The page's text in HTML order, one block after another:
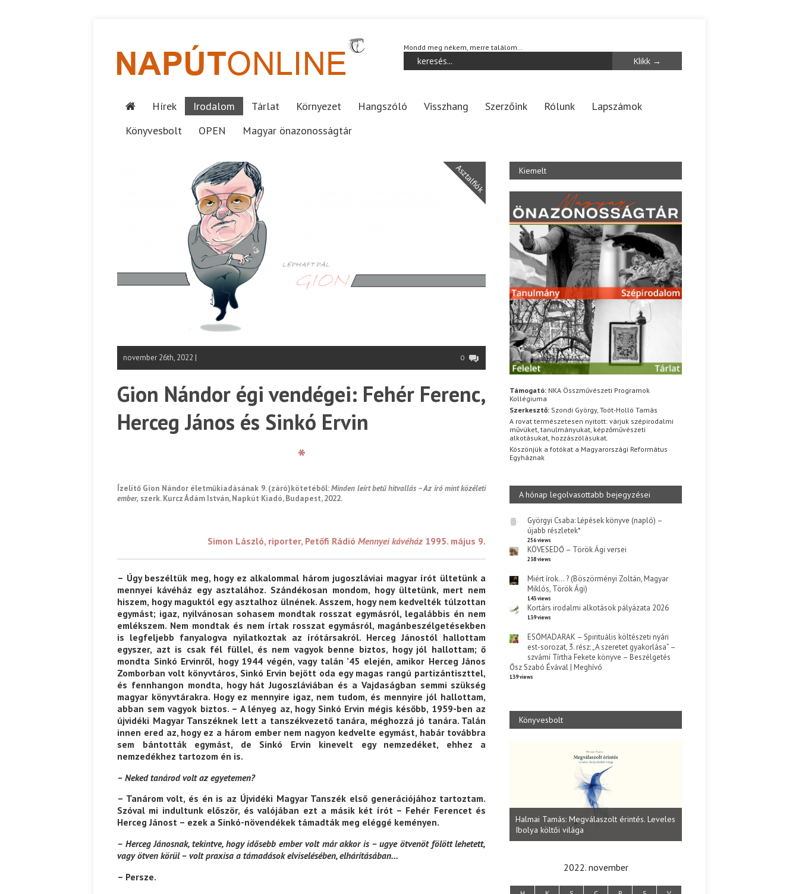
Mondd meg nékem, merre találom…
Hírek Irodalom Tárlat Környezet Hangszóló Visszhang Szerzőink Rólunk
Lapszámok
Könyvesbolt
OPEN Magyar önazonosságtár
Asztalfiók
november 26th, 2022 | 0
Gion Nándor égi vendégei: Fehér Ferenc,
Herceg János és Sinkó Ervin
*
Ízelítő Gion Nándor életműkiadásának 9. (záró)kötetéből:Minden leírt betű hitvallás – Az író mint közéleti
ember, szerk. Kurcz Ádám István, Napkút Kiadó, Budapest, 2022.
Simon László, riporter, Petőfi RádióMennyei kávéház 1995. május 9.
– Úgy beszéltük meg, hogy ez alkalommal három jugoszláviai magyar írót ültetünk a
mennyei kávéház egy asztalához. Szándékosan mondom, hogy ültetünk, mert nem
hiszem, hogy maguktól egy asztalhoz ülnének. Asszem, hogy nem kedvelték túlzottan
egymást; igaz, nyilvánosan sohasem mondtak rosszat egymásról, legalábbis én nem
emlékszem. Nem mondtak és nem írtak rosszat egymásról, magánbeszélgetésekben
is legfeljebb fanyalogva nyilatkoztak az írótársakról. Herceg Jánostól hallottam
egyszer, azt is csak fél füllel, és nem vagyok benne biztos, hogy jól hallottam; ő
mondta Sinkó Ervinről, hogy 1944 végén, vagy talán ’45 elején, amikor Herceg János
Zomborban volt könyvtáros, Sinkó Ervin bejött oda egy magas rangú partizántiszttel,
és fennhangon mondta, hogy hát Jugoszláviában és a Vajdaságban semmi szükség
magyar könyvtárakra. Hogy ez mennyire igaz, nem tudom, és mennyire jól hallottam,
abban sem vagyok biztos. – A lényeg az, hogy Sinkó Ervin mégis később, 1959-ben az
újvidéki Magyar Tanszéknek lett a tanszékvezető tanára, méghozzá jó tanára. Talán
innen ered az, hogy ez a három ember nem nagyon kedvelte egymást, habár továbbra
sem bántották egymást, de Sinkó Ervin kinevelt egy nemzedéket, ehhez a
nemzedékhez tartozom én is.
– Neked tanárod volt az egyetemen?
– Tanárom volt, és én is az Újvidéki Magyar Tanszék első generációjához tartoztam.
Szóval mi indultunk először, és valójában ezt a másik két írót – Fehér Ferencet és
Herceg Jánost – ezek a Sinkó-növendékek támadták meg eléggé keményen.
– Herceg Jánosnak, tekintve, hogy idősebb ember volt már akkor is – ugye ötvenöt fölött lehetett,
vagy ötven körül – volt praxisa a támadások elviselésében, elhárításában…
– Persze.
Kiemelt
Támogató: NKA Összművészeti Programok
Kollégiuma
Szerkesztő: Szondi György, Toót-Holló Tamás
A rovat természetesen nyitott: várjuk szépirodalmi
művüket, tanulmányukat, képzőművészeti
alkotásukat, hozzászólásukat.
Köszönjük a fotókat a Magyarországi Református
Egyháznak
A hónap legolvasottabb bejegyzései
Györgyi Csaba: Lépések könyve (napló) –
újabb részletek*
256 views
KÖVESEDŐ – Török Ági versei
238 views
Miért írok… ? (Böszörményi Zoltán, Magyar
Miklós, Török Ági)
143 views
Kortárs irodalmi alkotások pályázata 2026
139 views
ESŐMADARAK – Spirituális költészeti nyári
est-sorozat, 3. rész: „A szeretet gyakorlása” –
szvámí Tírtha Fekete könyve – Beszélgetés
Ősz Szabó Évával | Meghívó
139 views
Könyvesbolt
Parvathy Baul: A NAGY LELKEK DALAI.
Bevezetés a bául ösvénybe (Fordította:
Rideg Zsófia)
Halmai Tamás: Megválaszolt érintés. Leveles
Ibolya költői világa
2022. november